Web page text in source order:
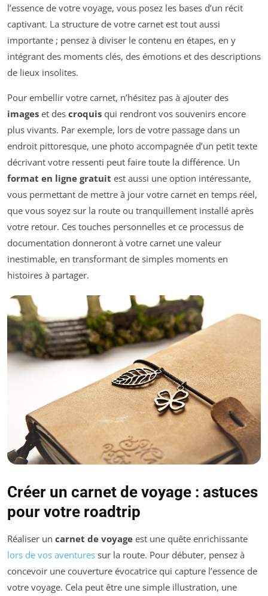
l’essence de votre voyage, vous posez les bases d’un récit
captivant. La structure de votre carnet est tout aussi
importante ; pensez à diviser le contenu en étapes, en y
intégrant des moments clés, des émotions et des descriptions
de lieux insolites.
Pour embellir votre carnet, n’hésitez pas à ajouter des
images et des croquis qui rendront vos souvenirs encore
plus vivants. Par exemple, lors de votre passage dans un
endroit pittoresque, une photo accompagnée d’un petit texte
décrivant votre ressenti peut faire toute la différence. Un
format en ligne gratuit est aussi une option intéressante,
vous permettant de mettre à jour votre carnet en temps réel,
que vous soyez sur la route ou tranquillement installé après
votre retour. Ces touches personnelles et ce processus de
documentation donneront à votre carnet une valeur
inestimable, en transformant de simples moments en
histoires à partager.
Créer un carnet de voyage : astuces
pour votre roadtrip
Réaliser un carnet de voyage est une quête enrichissante
lors de vos aventures sur la route. Pour débuter, pensez à
concevoir une couverture évocatrice qui capture l’essence de
votre voyage. Cela peut être une simple illustration, une